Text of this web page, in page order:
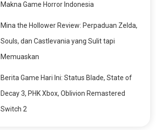
Makna Game Horror Indonesia
Mina the Hollower Review: Perpaduan Zelda,
Souls, dan Castlevania yang Sulit tapi
Memuaskan
Berita Game Hari Ini: Status Blade, State of
Decay 3, PHK Xbox, Oblivion Remastered
Switch 2